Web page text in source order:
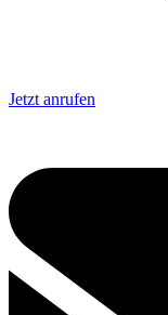
Jetzt anrufen